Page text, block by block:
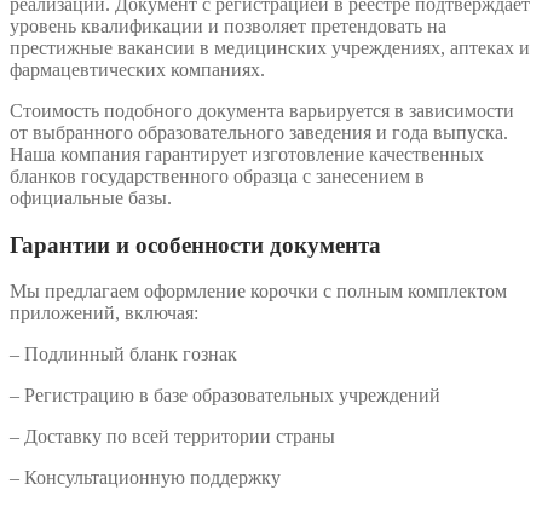
уровень квалификации и позволяет претендовать на
престижные вакансии в медицинских учреждениях, аптеках и
фармацевтических компаниях.
Стоимость подобного документа варьируется в зависимости
от выбранного образовательного заведения и года выпуска.
Наша компания гарантирует изготовление качественных
бланков государственного образца с занесением в
официальные базы.
Гарантии и особенности документа
Мы предлагаем оформление корочки с полным комплектом
приложений, включая:
– Подлинный бланк гознак
– Регистрацию в базе образовательных учреждений
– Доставку по всей территории страны
– Консультационную поддержку